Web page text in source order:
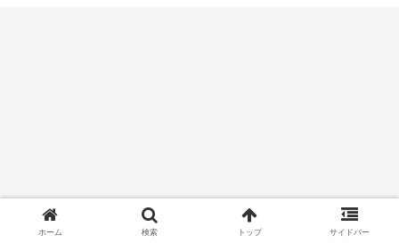
ホーム 検索 トップ サイドバー